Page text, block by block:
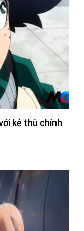
kẻ thù chính